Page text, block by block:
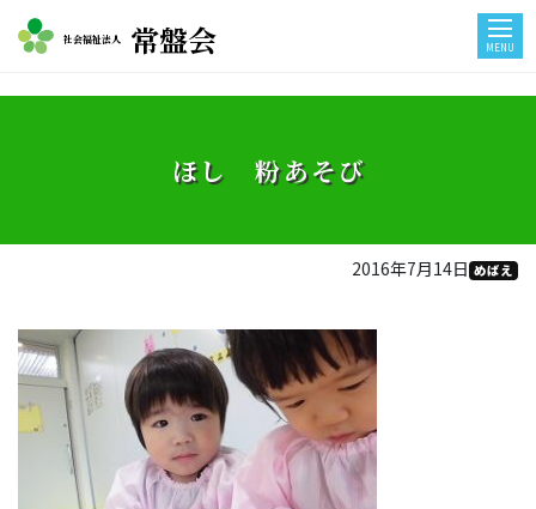
社会福祉法人 常盤会 MENU
ほし 粉あそび
2016年7月14日 めばえ